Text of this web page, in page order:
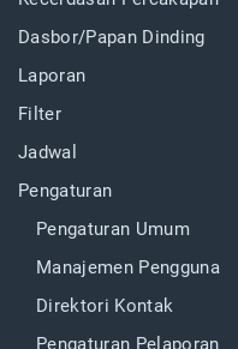
Dasbor/Papan Dinding
Laporan
Filter
Jadwal
Pengaturan
Pengaturan Umum
Manajemen Pengguna
Direktori Kontak
Pengaturan Pelaporan